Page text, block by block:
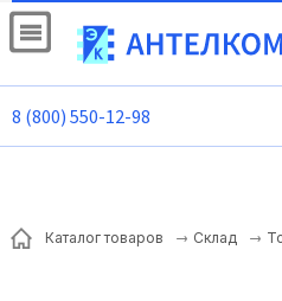
8 (800) 550-12-98
Каталог товаров Склад